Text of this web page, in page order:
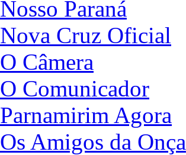
Nosso Paraná
Nova Cruz Oficial
O Câmera
O Comunicador
Parnamirim Agora
Os Amigos da Onça